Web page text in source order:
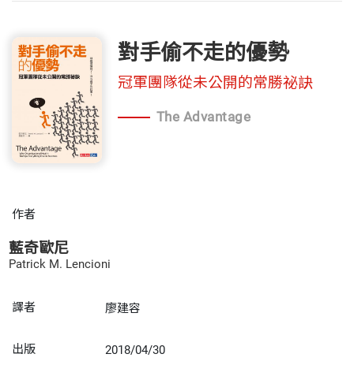
對手偷不走的優勢
冠軍團隊從未公開的常勝祕訣
The Advantage
作者
藍奇歐尼
Patrick M. Lencioni
譯者 廖建容
出版 2018/04/30